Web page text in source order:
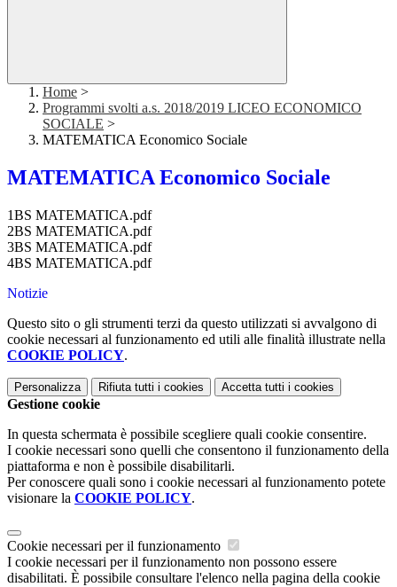
Home >
Programmi svolti a.s. 2018/2019 LICEO ECONOMICO
SOCIALE >
MATEMATICA Economico Sociale
MATEMATICA Economico Sociale
1BS MATEMATICA.pdf
2BS MATEMATICA.pdf
3BS MATEMATICA.pdf
4BS MATEMATICA.pdf
Notizie
Questo sito o gli strumenti terzi da questo utilizzati si avvalgono di
cookie necessari al funzionamento ed utili alle finalità illustrate nella
COOKIE POLICY.
Personalizza Rifiuta tutti i cookies Accetta tutti i cookies
Gestione cookie
In questa schermata è possibile scegliere quali cookie consentire.
I cookie necessari sono quelli che consentono il funzionamento della
piattaforma e non è possibile disabilitarli.
Per conoscere quali sono i cookie necessari al funzionamento potete
visionare la COOKIE POLICY.
Cookie necessari per il funzionamento
I cookie necessari per il funzionamento non possono essere
disabilitati. È possibile consultare l'elenco nella pagina della cookie